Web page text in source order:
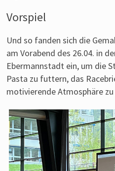
Vorspiel
Und so fanden sich die
am Vorabend des 26.04. in
Ebermannstadt ein, um die
Pasta zu futtern, das
motivierende Atmosphäre